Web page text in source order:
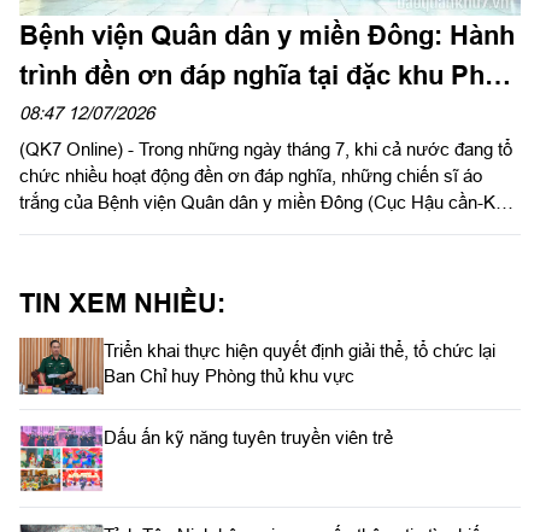
Bệnh viện Quân dân y miền Đông: Hành
trình đền ơn đáp nghĩa tại đặc khu Phú
Quý
08:47 12/07/2026
(QK7 Online) - Trong những ngày tháng 7, khi cả nước đang tổ
chức nhiều hoạt động đền ơn đáp nghĩa, những chiến sĩ áo
trắng của Bệnh viện Quân dân y miền Đông (Cục Hậu cần-Kỹ
TIN XEM NHIỀU:
Triển khai thực hiện quyết định giải thể, tổ chức lại
Ban Chỉ huy Phòng thủ khu vực
Dấu ấn kỹ năng tuyên truyền viên trẻ